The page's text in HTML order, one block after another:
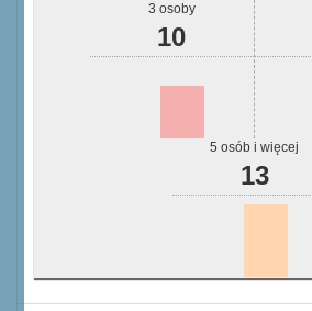
3 osoby
10
5 osób i więcej
13